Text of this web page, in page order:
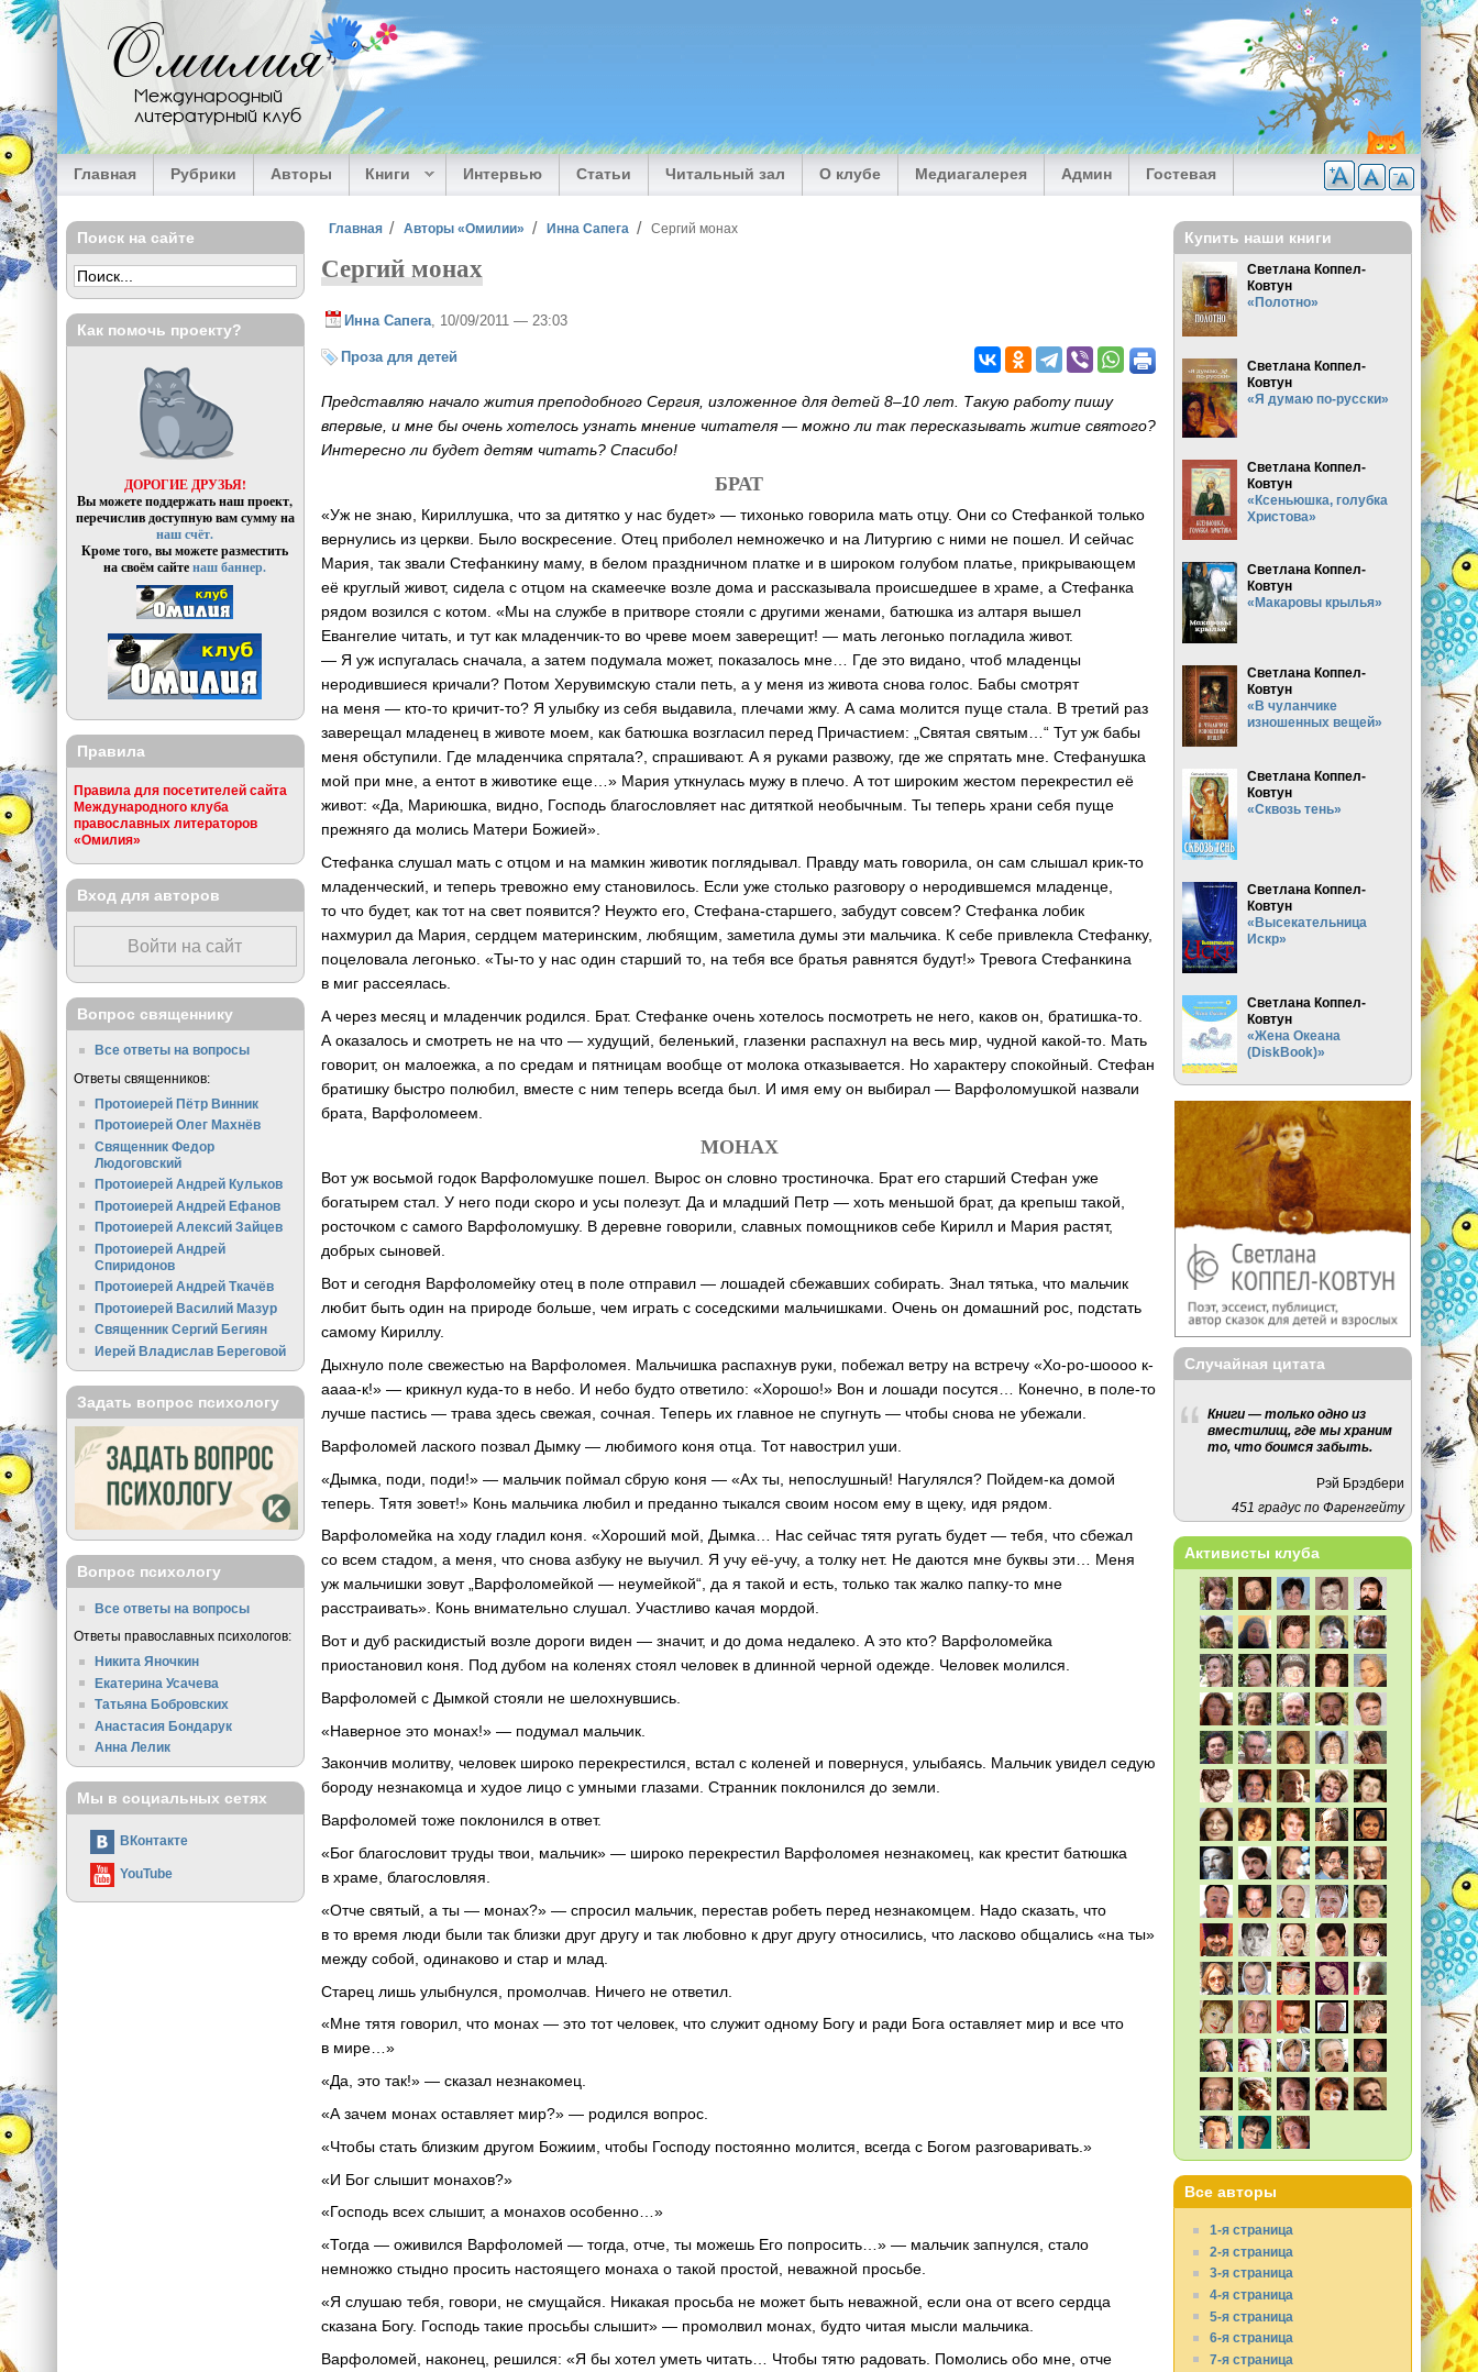
Перейти к основному содержанию
Омилия
Международный
литературный клуб
Главная Рубрики Авторы Книги Интервью Статьи Читальный зал О клубе Медиагалерея Админ Гостевая
Вы здесь
Главная Авторы «Омилии» Инна Сапега Сергий монах
Сергий монах
Инна Сапега , 10/09/2011 — 23:03
Проза для детей
Представляю начало жития преподобного Сергия, изложенное для детей 8–10 лет. Такую работу пишу
впервые, и мне бы очень хотелось узнать мнение читателя — можно ли так пересказывать житие святого?
Интересно ли будет детям читать? Спасибо!
БРАТ
«Уж не знаю, Кириллушка, что за дитятко у нас будет» — тихонько говорила мать отцу. Они со Стефанкой только
вернулись из церкви. Было воскресение. Отец приболел немножечко и на Литургию с ними не пошел. И сейчас
Мария, так звали Стефанкину маму, в белом праздничном платке и в широком голубом платье, прикрывающем
её круглый живот, сидела с отцом на скамеечке возле дома и рассказывала происшедшее в храме, а Стефанка
рядом возился с котом. «Мы на службе в притворе стояли с другими женами, батюшка из алтаря вышел
Евангелие читать, и тут как младенчик-то во чреве моем заверещит! — мать легонько погладила живот.
— Я уж испугалась сначала, а затем подумала может, показалось мне… Где это видано, чтоб младенцы
неродившиеся кричали? Потом Херувимскую стали петь, а у меня из живота снова голос. Бабы смотрят
на меня — кто-то кричит-то? Я улыбку из себя выдавила, плечами жму. А сама молится пуще стала. В третий раз
заверещал младенец в животе моем, как батюшка возгласил перед Причастием: „Святая святым…“ Тут уж бабы
меня обступили. Где младенчика спрятала?, спрашивают. А я руками развожу, где же спрятать мне. Стефанушка
мой при мне, а ентот в животике еще…» Мария уткнулась мужу в плечо. А тот широким жестом перекрестил её
живот: «Да, Мариюшка, видно, Господь благословляет нас дитяткой необычным. Ты теперь храни себя пуще
прежняго да молись Матери Божией».
Стефанка слушал мать с отцом и на мамкин животик поглядывал. Правду мать говорила, он сам слышал крик-то
младенческий, и теперь тревожно ему становилось. Если уже столько разговору о неродившемся младенце,
то что будет, как тот на свет появится? Неужто его, Стефана-старшего, забудут совсем? Стефанка лобик
нахмурил да Мария, сердцем материнским, любящим, заметила думы эти мальчика. К себе привлекла Стефанку,
поцеловала легонько. «Ты-то у нас один старший то, на тебя все братья равнятся будут!» Тревога Стефанкина
в миг рассеялась.
А через месяц и младенчик родился. Брат. Стефанке очень хотелось посмотреть не него, каков он, братишка-то.
А оказалось и смотреть не на что — худущий, беленький, глазенки распахнул на весь мир, чудной какой-то. Мать
говорит, он малоежка, а по средам и пятницам вообще от молока отказывается. Но характеру спокойный. Стефан
братишку быстро полюбил, вместе с ним теперь всегда был. И имя ему он выбирал — Варфоломушкой назвали
брата, Варфоломеем.
МОНАХ
Вот уж восьмой годок Варфоломушке пошел. Вырос он словно тростиночка. Брат его старший Стефан уже
богатырем стал. У него поди скоро и усы полезут. Да и младший Петр — хоть меньшой брат, да крепыш такой,
росточком с самого Варфоломушку. В деревне говорили, славных помощников себе Кирилл и Мария растят,
добрых сыновей.
Вот и сегодня Варфоломейку отец в поле отправил — лошадей сбежавших собирать. Знал тятька, что мальчик
любит быть один на природе больше, чем играть с соседскими мальчишками. Очень он домашний рос, подстать
самому Кириллу.
Дыхнуло поле свежестью на Варфоломея. Мальчишка распахнув руки, побежал ветру на встречу «Хо-ро-шоооо к-
аааа-к!» — крикнул куда-то в небо. И небо будто ответило: «Хорошо!» Вон и лошади посутся… Конечно, в поле-то
лучше пастись — трава здесь свежая, сочная. Теперь их главное не спугнуть — чтобы снова не убежали.
Варфоломей лаского позвал Дымку — любимого коня отца. Тот навострил уши.
«Дымка, поди, поди!» — мальчик поймал сбрую коня — «Ах ты, непослушный! Нагулялся? Пойдем-ка домой
теперь. Тятя зовет!» Конь мальчика любил и преданно тыкался своим носом ему в щеку, идя рядом.
Варфоломейка на ходу гладил коня. «Хороший мой, Дымка… Нас сейчас тятя ругать будет — тебя, что сбежал
со всем стадом, а меня, что снова азбуку не выучил. Я учу её-учу, а толку нет. Не даются мне буквы эти… Меня
уж мальчишки зовут „Варфоломейкой — неумейкой“, да я такой и есть, только так жалко папку-то мне
расстраивать». Конь внимательно слушал. Участливо качая мордой.
Вот и дуб раскидистый возле дороги виден — значит, и до дома недалеко. А это кто? Варфоломейка
приостановил коня. Под дубом на коленях стоял человек в длинной черной одежде. Человек молился.
Варфоломей с Дымкой стояли не шелохнувшись.
«Наверное это монах!» — подумал мальчик.
Закончив молитву, человек широко перекрестился, встал с коленей и повернуся, улыбаясь. Мальчик увидел седую
бороду незнакомца и худое лицо с умными глазами. Странник поклонился до земли.
Варфоломей тоже поклонился в ответ.
«Бог благословит труды твои, мальчик» — широко перекрестил Варфоломея незнакомец, как крестит батюшка
в храме, благословляя.
«Отче святый, а ты — монах?» — спросил мальчик, перестав робеть перед незнакомцем. Надо сказать, что
в то время люди были так близки друг другу и так любовно к друг другу относились, что ласково общались «на ты»
между собой, одинаково и стар и млад.
Старец лишь улыбнулся, промолчав. Ничего не ответил.
«Мне тятя говорил, что монах — это тот человек, что служит одному Богу и ради Бога оставляет мир и все что
в мире…»
«Да, это так!» — сказал незнакомец.
«А зачем монах оставляет мир?» — родился вопрос.
«Чтобы стать близким другом Божиим, чтобы Господу постоянно молится, всегда с Богом разговаривать.»
«И Бог слышит монахов?»
«Господь всех слышит, а монахов особенно…»
«Тогда — оживился Варфоломей — тогда, отче, ты можешь Его попросить…» — мальчик запнулся, стало
немножко стыдно просить настоящего монаха о такой простой, неважной просьбе.
«Я слушаю тебя, говори, не смущайся. Никакая просьба не может быть неважной, если она от всего сердца
сказана Богу. Господь такие просьбы слышит» — промолвил монах, будто читая мысли мальчика.
Варфоломей, наконец, решился: «Я бы хотел уметь читать… Чтобы тятю радовать. Помолись обо мне, отче
Поиск на сайте
Как помочь проекту?
ДОРОГИЕ ДРУЗЬЯ!
Вы можете поддержать наш проект,
перечислив доступную вам сумму на
наш счёт.
Кроме того, вы можете разместить
на своём сайтенаш баннер.
Правила
Правила для посетителей сайта
Международного клуба
православных литераторов
«Омилия»
Вход для авторов
Войти на сайт
Вопрос священнику
Все ответы на вопросы
Ответы священников:
Протоиерей Пётр Винник
Протоиерей Олег Махнёв
Священник Федор
Людоговский
Протоиерей Андрей Кульков
Протоиерей Андрей Ефанов
Протоиерей Алексий Зайцев
Протоиерей Андрей
Спиридонов
Протоиерей Андрей Ткачёв
Протоиерей Василий Мазур
Священник Сергий Бегиян
Иерей Владислав Береговой
Задать вопрос психологу
Вопрос психологу
Все ответы на вопросы
Ответы православных психологов:
Никита Яночкин
Екатерина Усачева
Татьяна Бобровских
Анастасия Бондарук
Анна Лелик
Мы в социальных сетях
ВКонтакте
YouTube
Купить наши книги
Светлана Коппел-
Ковтун
«Полотно»
Светлана Коппел-
Ковтун
«Я думаю по-русски»
Светлана Коппел-
Ковтун
«Ксеньюшка, голубка
Христова»
Светлана Коппел-
Ковтун
«Макаровы крылья»
Светлана Коппел-
Ковтун
«В чуланчике
изношенных вещей»
Светлана Коппел-
Ковтун
«Сквозь тень»
Светлана Коппел-
Ковтун
«Высекательница
Искр»
Светлана Коппел-
Ковтун
«Жена Океана
(DiskBook)»
Случайная цитата
Книги — только одно из
вместилищ, где мы храним
то, что боимся забыть.
Рэй Брэдбери
451 градус по Фаренгейту
Активисты клуба
Все авторы
1-я страница
2-я страница
3-я страница
4-я страница
5-я страница
6-я страница
7-я страница